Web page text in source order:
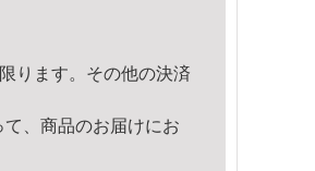
ります。その他の決済
、商品のお届けにお